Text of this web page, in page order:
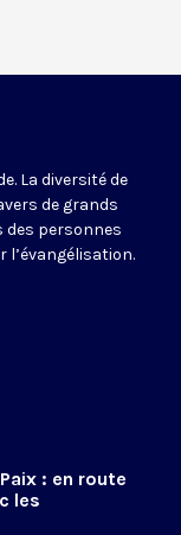
La diversité de
de grands
des personnes
l’évangélisation.
: en route
les